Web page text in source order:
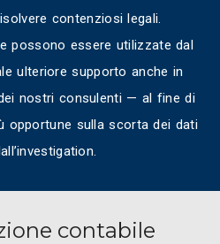
contenziosi legali.
possono essere utilizzate dal
ulteriore supporto anche in
nostri consulenti — al fine di
opportune sulla scorta dei dati
contabile